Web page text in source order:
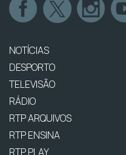
NOTÍCIAS
DESPORTO
TELEVISÃO
RÁDIO
RTP ARQUIVOS
RTP ENSINA
RTP PLAY